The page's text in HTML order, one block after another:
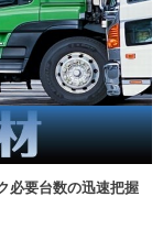
必要台数の迅速把握